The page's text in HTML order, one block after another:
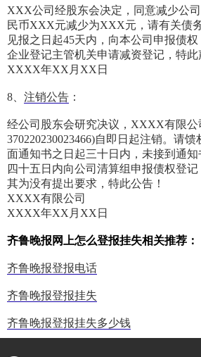
XXX公司经股东会决定，同意减少公
民币XXX元减少为XXX元，请有关债
见报之日起45天内，向本公司申报债
企业登记主管机关申请减资登记，特
XXXX年XX月XX日
8、 注销公告 ：
经公司股东会研究决议，XXXX有限公
370220230023466)自即日起注销。请
面通知书之日起三十日内，未接到通
四十五日内向公司清算组申报债权登
其为没有提出要求，特此公告！
XXXX有限公司
XXXX年XX月XX日
齐鲁晚报网上怎么登报挂失相关推荐：
齐鲁晚报登报电话
齐鲁晚报登报挂失
齐鲁晚报登报挂失多少钱